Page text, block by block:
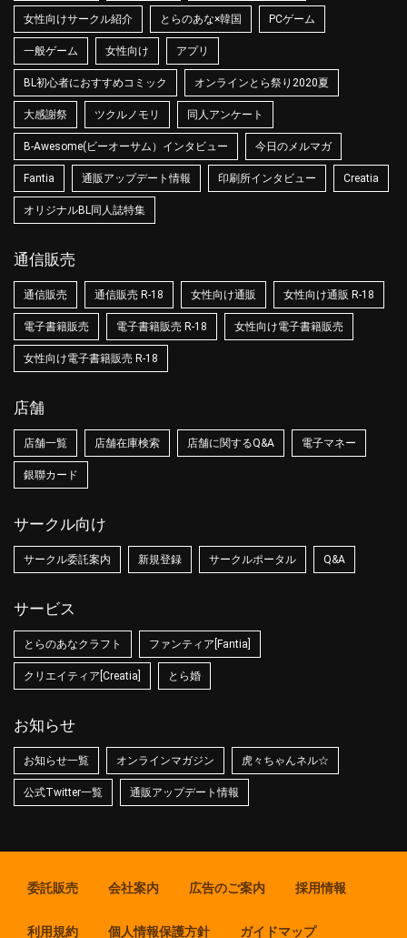
女性向けサークル紹介 とらのあな×韓国 PCゲーム
一般ゲーム 女性向け アプリ
BL初心者におすすめコミック オンラインとら祭り2020夏
大感謝祭 ツクルノモリ 同人アンケート
B-Awesome(ビーオーサム）インタビュー 今日のメルマガ
Fantia 通販アップデート情報 印刷所インタビュー Creatia
オリジナルBL同人誌特集
通信販売
通信販売 通信販売 R-18 女性向け通販 女性向け通販 R-18
電子書籍販売 電子書籍販売 R-18 女性向け電子書籍販売
女性向け電子書籍販売 R-18
店舗
店舗一覧 店舗在庫検索 店舗に関するQ&A 電子マネー
銀聯カード
サークル向け
サークル委託案内 新規登録 サークルポータル Q&A
サービス
とらのあなクラフト ファンティア[Fantia]
クリエイティア[Creatia] とら婚
お知らせ
お知らせ一覧 オンラインマガジン 虎々ちゃんネル☆
公式Twitter一覧 通販アップデート情報
委託販売 会社案内 広告のご案内 採用情報
利用規約 個人情報保護方針 ガイドマップ